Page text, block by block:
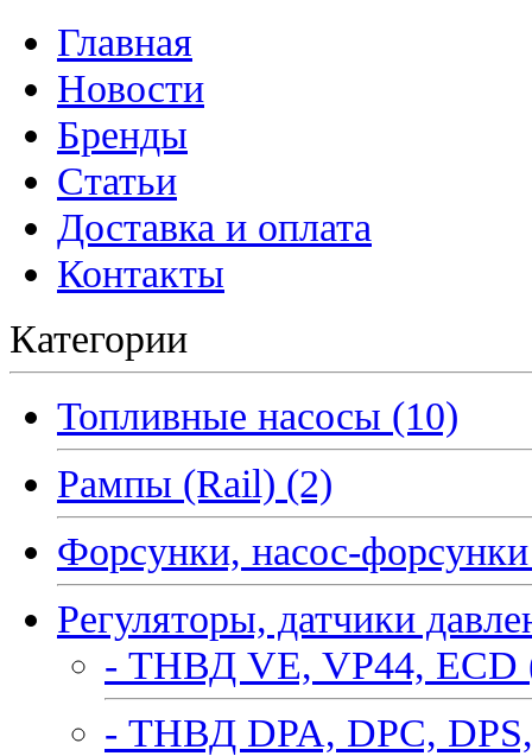
Главная
Новости
Бренды
Статьи
Доставка и оплата
Контакты
Категории
Топливные насосы (10)
Рампы (Rail) (2)
Форсунки, насос-
Регуляторы, датчики
- ТНВД VE, VP44, ECD
- ТНВД DPA, DPC,